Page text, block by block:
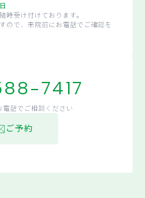
受け付けております。
ので、来院前にお電話でご確認を
7417
電話でご相談ください
ご予約